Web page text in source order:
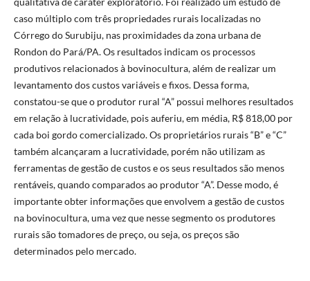
caso múltiplo com três propriedades rurais localizadas no
Córrego do Surubiju, nas proximidades da zona urbana de
Rondon do Pará/PA. Os resultados indicam os processos
produtivos relacionados à bovinocultura, além de realizar um
levantamento dos custos variáveis e fixos. Dessa forma,
constatou-se que o produtor rural “A” possui melhores resultados
em relação à lucratividade, pois auferiu, em média, R$ 818,00 por
cada boi gordo comercializado. Os proprietários rurais “B” e “C”
também alcançaram a lucratividade, porém não utilizam as
ferramentas de gestão de custos e os seus resultados são menos
rentáveis, quando comparados ao produtor “A”. Desse modo, é
importante obter informações que envolvem a gestão de custos
na bovinocultura, uma vez que nesse segmento os produtores
rurais são tomadores de preço, ou seja, os preços são
determinados pelo mercado.